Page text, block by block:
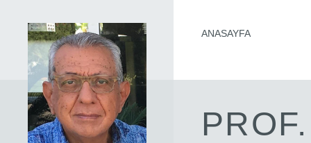
ANASAYFA